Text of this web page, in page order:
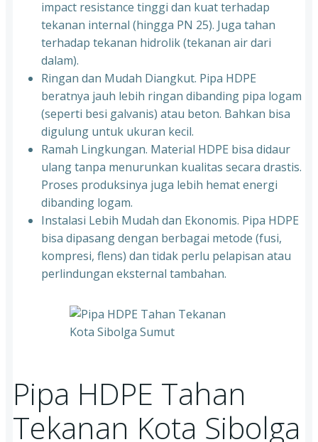
impact resistance tinggi dan kuat terhadap
tekanan internal (hingga PN 25). Juga tahan
terhadap tekanan hidrolik (tekanan air dari
dalam).
Ringan dan Mudah Diangkut. Pipa HDPE
beratnya jauh lebih ringan dibanding pipa logam
(seperti besi galvanis) atau beton. Bahkan bisa
digulung untuk ukuran kecil.
Ramah Lingkungan. Material HDPE bisa didaur
ulang tanpa menurunkan kualitas secara drastis.
Proses produksinya juga lebih hemat energi
dibanding logam.
Instalasi Lebih Mudah dan Ekonomis. Pipa HDPE
bisa dipasang dengan berbagai metode (fusi,
kompresi, flens) dan tidak perlu pelapisan atau
perlindungan eksternal tambahan.
Pipa HDPE Tahan
Tekanan Kota Sibolga